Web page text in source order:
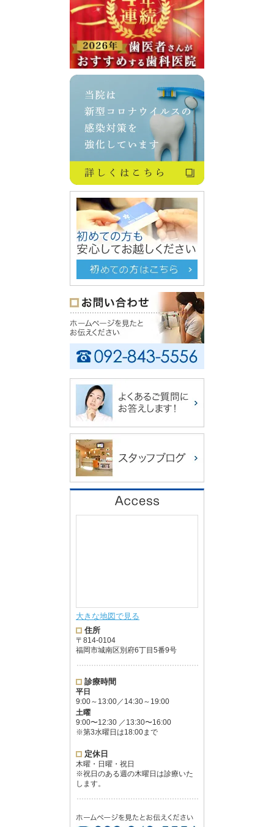
大きな地図で見る
住所
〒814-0104
福岡市城南区別府6丁目5番9号
診療時間
平日
9:00～13:00／14:30～19:00
土曜
9:00〜12:30 ／13:30〜16:00
※第3水曜日は18:00まで
定休日
木曜・日曜・祝日
※祝日のある週の木曜日は診療いた
します。